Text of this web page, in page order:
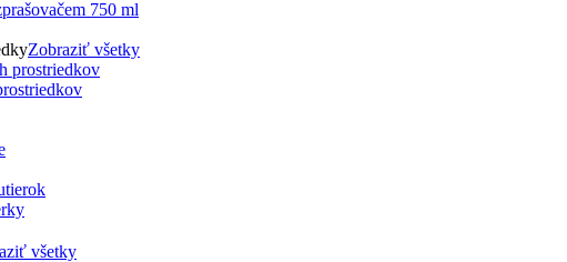
Zobraziť všetky
všetky